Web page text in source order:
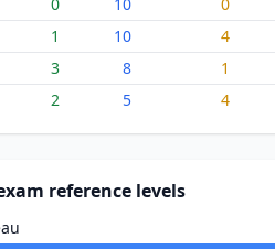
1 10 4
3 8 1
2 5 4
reference levels